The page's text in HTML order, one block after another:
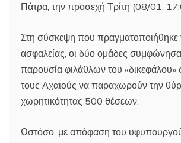
Πάτρα, την προσεχή Τρίτη (08/01,
Στη σύσκεψη που πραγματοποιήθηκε
ασφαλείας, οι δύο ομάδες
παρουσία φιλάθλων του «δικεφάλου»
τους Αχαιούς να παραχωρούν την
χωρητικότητας 500 θέσεων.
Ωστόσο, με απόφαση του